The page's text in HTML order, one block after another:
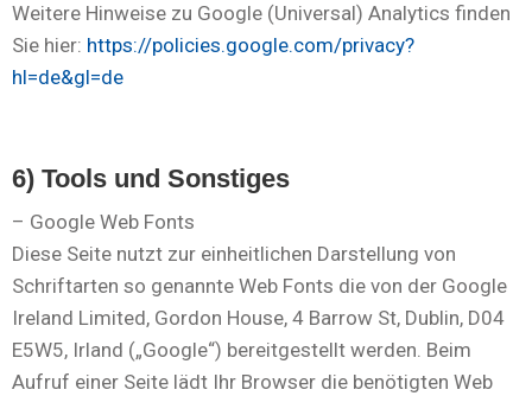
Weitere Hinweise zu Google (Universal) Analytics finden
Sie hier: https://policies.google.com/privacy?
hl=de&gl=de
6) Tools und Sonstiges
– Google Web Fonts
Diese Seite nutzt zur einheitlichen Darstellung von
Schriftarten so genannte Web Fonts die von der Google
Ireland Limited, Gordon House, 4 Barrow St, Dublin, D04
E5W5, Irland („Google“) bereitgestellt werden. Beim
Aufruf einer Seite lädt Ihr Browser die benötigten Web